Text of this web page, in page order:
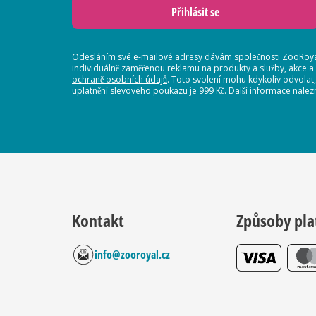
Přihlásit se
Odesláním své e-mailové adresy dávám společnosti
individuálně zaměřenou reklamu na produkty a služby, akce
ochraně osobních údajů. Toto svolení mohu kdykoliv
uplatnění slevového poukazu je 999 Kč. Další informace
Kontakt
info@zooroyal.cz
Způsoby